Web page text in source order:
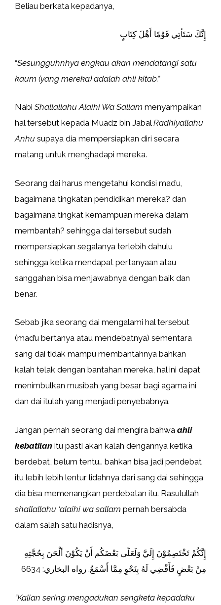
Beliau berkata kepadanya,
إِنَّكَ سَتَأتِي قَوْمًا أَهْلَ كِتَابٍ
“Sesungguhnhya engkau akan mendatangi satu
kaum (yang mereka) adalah ahli kitab.”
Nabi Shallallahu Alaihi Wa Sallam menyampaikan
hal tersebut kepada Muadz bin JabalRadhiyallahu
Anhu supaya dia mempersiapkan diri secara
matang untuk menghadapi mereka.
Seorang dai harus mengetahui kondisi mad’u,
bagaimana tingkatan pendidikan mereka? dan
bagaimana tingkat kemampuan mereka dalam
membantah? sehingga dai tersebut sudah
mempersiapkan segalanya terlebih dahulu
sehingga ketika mendapat pertanyaan atau
sanggahan bisa menjawabnya dengan baik dan
benar.
Sebab jika seorang dai mengalami hal tersebut
(mad’u bertanya atau mendebatnya) sementara
sang dai tidak mampu membantahnya bahkan
kalah telak dengan bantahan mereka, hal ini dapat
menimbulkan musibah yang besar bagi agama ini
dan dai itulah yang menjadi penyebabnya.
Jangan pernah seorang dai mengira bahwa ahli
kebatilan itu pasti akan kalah dengannya ketika
berdebat, belum tentu… bahkan bisa jadi pendebat
itu lebih lebih lentur lidahnya dari sang dai sehingga
dia bisa memenangkan perdebatan itu. Rasulullah
shallallahu ‘alaihi wa sallam pernah bersabda
dalam salah satu hadisnya,
إِنَّكُمْ تَخْتَصِمُوْنَ إِلَيَّ وَلَعَلّى بَعْضَكُم أَنْ يَكُوْنَ ألْحَنَ بِحُجَّتِهِ
مِنْ بَعْضٍ فَأَقْضِي لَهُ بِنَحْوِ مِمَّا أَسْمَعُ. رواه البخاري: 6634
“Kalian sering mengadukan sengketa kepadaku